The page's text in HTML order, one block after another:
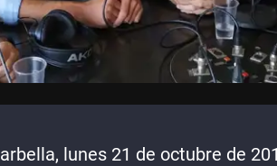
lunes 21 de octubre de